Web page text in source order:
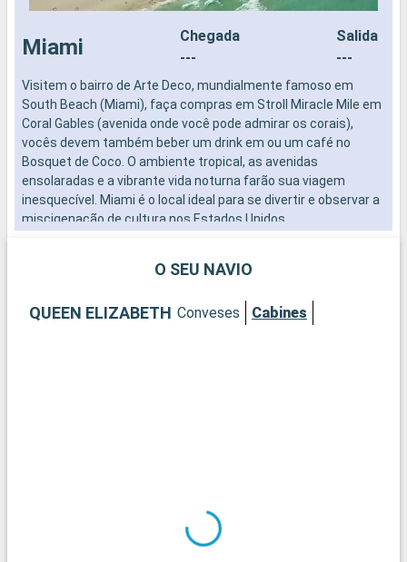
Miami
Chegada
---
Salida
---
Visitem o bairro de Arte Deco, mundialmente famoso em
South Beach (Miami), faça compras em Stroll Miracle Mile em
Coral Gables (avenida onde você pode admirar os corais),
vocês devem também beber um drink em ou um café no
Bosquet de Coco. O ambiente tropical, as avenidas
ensolaradas e a vibrante vida noturna farão sua viagem
inesquecível. Miami é o local ideal para se divertir e observar a
miscigenação de cultura nos Estados Unidos.
O SEU NAVIO
QUEEN ELIZABETH Conveses Cabines